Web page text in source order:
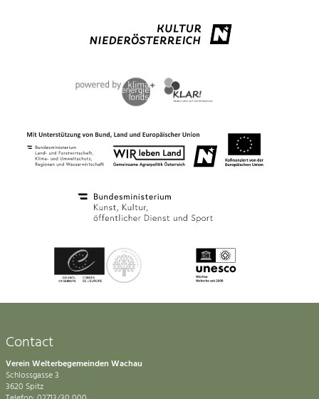
Contact
Verein Welterbegemeinden Wachau
Schlossgasse 3
3620 Spitz